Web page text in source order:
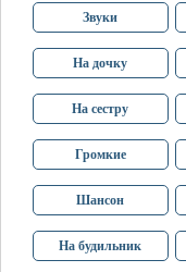
Звуки
На дочку
На сестру
Громкие
Шансон
На будильник